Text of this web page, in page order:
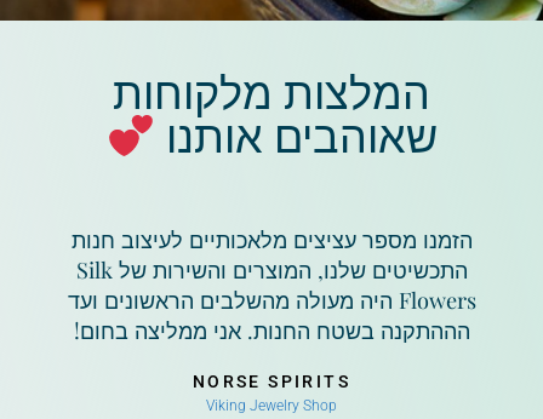
המלצות מלקוחות
שאוהבים אותנו
הזמנו מספר עציצים מלאכותיים לעיצוב חנות
התכשיטים שלנו, המוצרים והשירות של Silk
Flowers היה מעולה מהשלבים הראשונים ועד
הההתקנה בשטח החנות. אני ממליצה בחום!
NORSE SPIRITS
Viking Jewelry Shop